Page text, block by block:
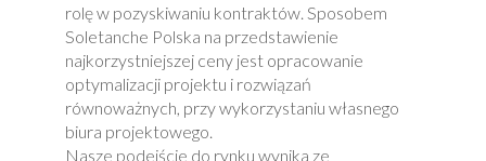
rolę w pozyskiwaniu kontraktów. Sposobem
Soletanche Polska na przedstawienie
najkorzystniejszej ceny jest opracowanie
optymalizacji projektu i rozwiązań
równoważnych, przy wykorzystaniu własnego
biura projektowego.
Nasze podejście do rynku wynika ze